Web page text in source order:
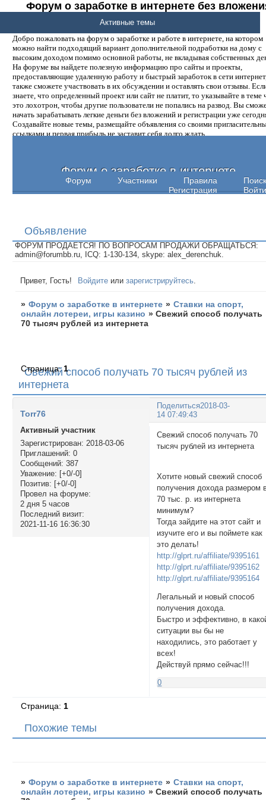
Форум о заработке в интернете без
денег.
Добро пожаловать на форум о заработке и работе в интернете, на котором
можно найти подходящий вариант дополнительной подработки на дому с
высоким доходом помимо основной работы, не вкладывая собственных
На форуме вы найдете полезную информацию про сайты и проекты,
предоставляющие удаленную работу и быстрый заработок в сети
также сможете участвовать в их обсуждении и оставлять свои отзывы.
знаете, что определенный проект или сайт не платит, то указывайте в теме
это лохотрон, чтобы другие пользователи не попались на развод. Вы
начать зарабатывать легкие деньги без вложений и регистрации уже
Создавайте новые темы, размещайте объявления со своими
ссылками и первая прибыль не заставит себя долго ждать.
Форум о заработке в интернете
Форум Участники Правила
Поиск
Регистрация
Войти
Активные темы
Объявление
ФОРУМ ПРОДАЕТСЯ! ПО ВОПРОСАМ ПРОДАЖИ ОБРАЩАТЬСЯ:
admin@forumbb.ru, ICQ: 1-130-134, skype: alex_derenchuk.
Привет, Гость! Войдите илизарегистрируйтесь
» Форум о заработке в интернете » Ставки на спорт,
онлайн лотереи, игры казино »Свежий способ получать
70 тысяч рублей из интернета
Свежий способ получать 70 тысяч рублей из
интернета
Страница:1
Поделиться2018-03-
14 07:49:43
Torr76
Активный участник
Зарегистрирован: 2018-03-06
Приглашений: 0
Сообщений: 387
Уважение: [+0/-0]
Позитив: [+0/-0]
Провел на форуме:
2 дня 5 часов
Последний визит:
2021-11-16 16:36:30
Свежий способ получать 70
тысяч рублей из интернета
Хотите новый свежий способ
получения дохода размером
70 тыс. р. из интернета
минимум?
Тогда зайдите на этот сайт и
изучите его и вы поймете как
это делать!
http://glprt.ru/affiliate/9395161
http://glprt.ru/affiliate/9395162
http://glprt.ru/affiliate/9395164
Легальный и новый способ
получения дохода.
Быстро и эффективно, в
ситуации вы бы не
находились, это работает у
всех!
Действуй прямо сейчас!!!
0
Страница: 1
Похожие темы
» Форум о заработке в интернете » Ставки на спорт,
онлайн лотереи, игры казино »Свежий способ получать